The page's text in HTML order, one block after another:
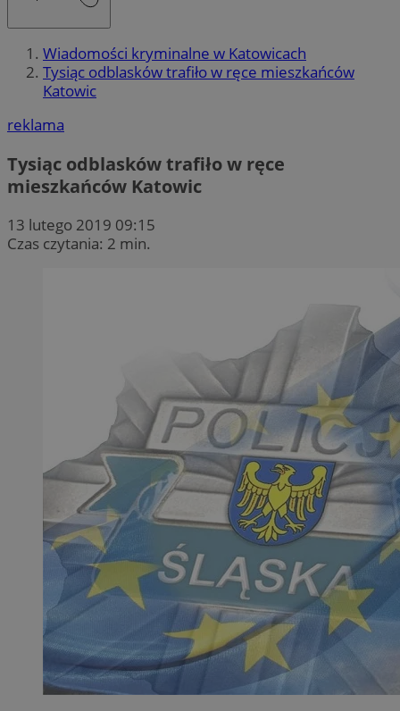
Wiadomości kryminalne w Katowicach
Tysiąc odblasków trafiło w ręce mieszkańców
Katowic
reklama
Tysiąc odblasków trafiło w ręce
mieszkańców Katowic
13 lutego 2019 09:15
Czas czytania: 2 min.